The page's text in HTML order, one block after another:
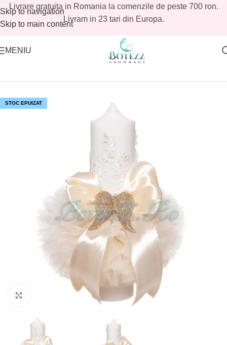
Skip to navigation
Skip to main content
Livrare gratuita in Romania la comenzile de peste 700 ron.
Livram in 23 tari din Europa.
MENIU
Lumanari botez baieti
STOC EPUIZAT
Mărește imaginea